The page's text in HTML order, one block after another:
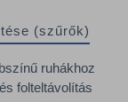
(szűrők)
ruhákhoz
folteltávolítás